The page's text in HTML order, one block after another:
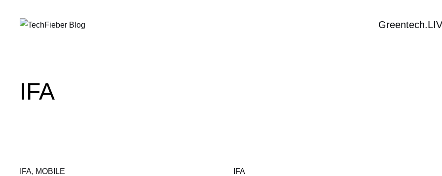
IFA
IFA, MOBILE IFA